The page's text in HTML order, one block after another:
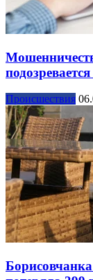
Происшествия